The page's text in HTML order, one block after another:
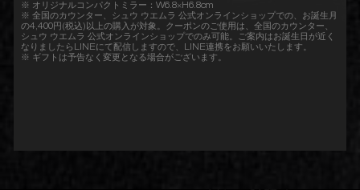
※ オリジナルコンパクトミラー：W6.8×H6.8cm
※ 全国のカウンター、シュウ ウエムラ 公式オンラインショップでの、お誕生月
の4,400円(税込)以上の購入が対象。クーポンのご使用は、全国のカウンター、
シュウ ウエムラ 公式オンラインショップでのみ可能。ご案内はお誕生日が近く
なりましたらLINEにて配信しますので、LINE連携をお願いいたします。
※ ギフトは予告なく変更となる場合がございます。